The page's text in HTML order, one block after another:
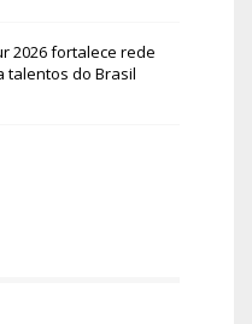
2026 fortalece rede
talentos do Brasil